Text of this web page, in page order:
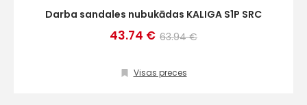
Darba sandales nubukādas KALIGA S1P SRC
43.74 € 63.94 €
Visas preces